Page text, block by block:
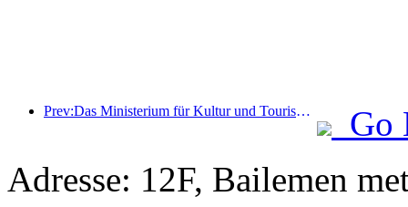
Prev:Das Ministerium für Kultur und Tourismus berichtete, dass im Jahr 2025 16.994 Sehenswürdigkeiten der Kategorie A 7,51 Milliarden Besucher empfangen und Tourismuseinnahmen in Höhe von 554,49 Milliarden Yuan generiert haben.
Go
Adresse: 12F, Bailemen